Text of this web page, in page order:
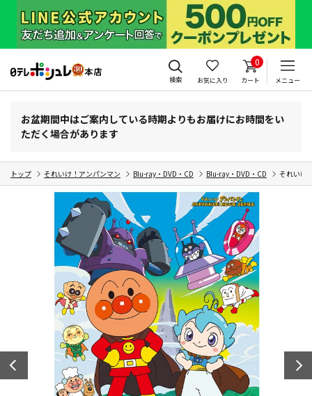
検索 お気に入り
0
カート メニュー
お盆期間中はご案内している時期よりもお届けにお時間をい
ただく場合があります
トップ それいけ！アンパンマン Blu-ray・DVD・CD Blu-ray・DVD・CD それいけ